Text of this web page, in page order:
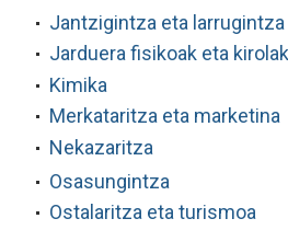
Jantzigintza eta larrugintza
Jarduera fisikoak eta kirolak
Kimika
Merkataritza eta marketina
Nekazaritza
Osasungintza
Ostalaritza eta turismoa